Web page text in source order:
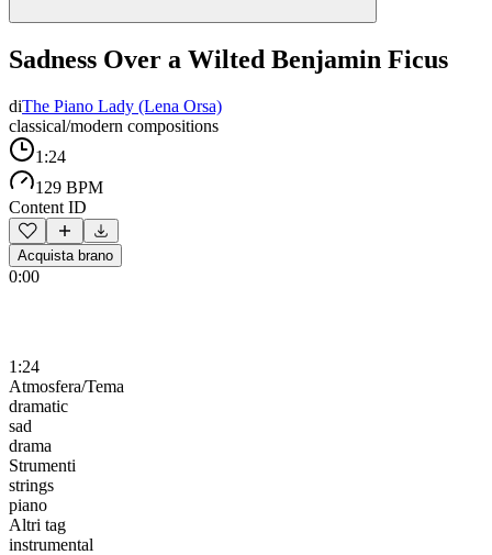
Sadness Over a Wilted Benjamin Ficus
diThe Piano Lady (Lena Orsa)
classical/modern compositions
1:24
129 BPM
Content ID
Acquista brano
0:00
1:24
Atmosfera/Tema
dramatic
sad
drama
Strumenti
strings
piano
Altri tag
instrumental